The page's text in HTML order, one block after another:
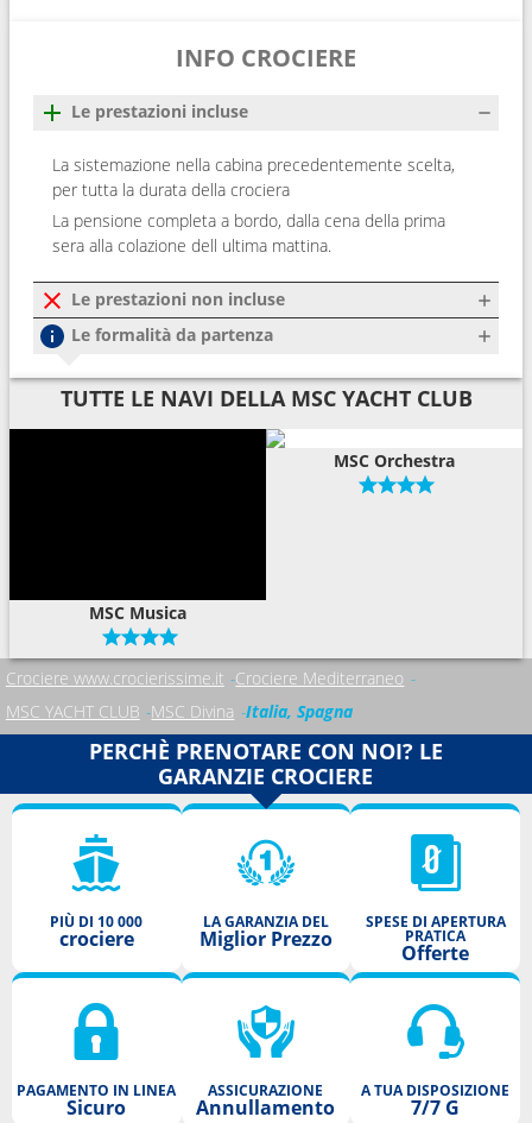
INFO CROCIERE
Le prestazioni incluse
La sistemazione nella cabina precedentemente scelta,
per tutta la durata della crociera
La pensione completa a bordo, dalla cena della prima
sera alla colazione dell ultima mattina.
Le prestazioni non incluse
Le formalità da partenza
TUTTE LE NAVI DELLA MSC YACHT CLUB
MSC Musica
MSC Orchestra
Crociere www.crocierissime.it Crociere Mediterraneo
MSC YACHT CLUB MSC Divina Italia, Spagna
PERCHÈ PRENOTARE CON NOI? LE
GARANZIE CROCIERE
PIÙ DI 10 000
crociere
LA GARANZIA DEL
Miglior Prezzo
SPESE DI APERTURA
PRATICA
Offerte
PAGAMENTO IN LINEA
Sicuro
ASSICURAZIONE
Annullamento
A TUA DISPOSIZIONE
7/7 G